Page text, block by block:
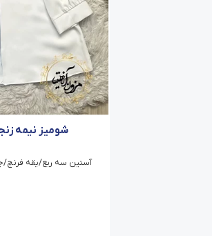
شومیز نیمه
آستین سه ربع/یقه فرنچ/جنس